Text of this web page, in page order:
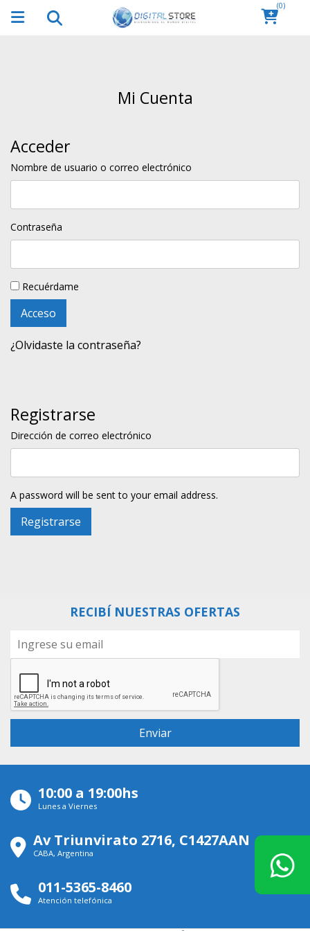
(0)
Mi Cuenta
Acceder
Nombre de usuario o correo electrónico
Contraseña
Recuérdame
Acceso
¿Olvidaste la contraseña?
Registrarse
Dirección de correo electrónico
A password will be sent to your email address.
Registrarse
RECIBÍ NUESTRAS OFERTAS
10:00 a 19:00hs
Lunes a Viernes
Av Triunvirato 2716, C1427AAN
CABA, Argentina
011-5365-8460
Atención telefónica